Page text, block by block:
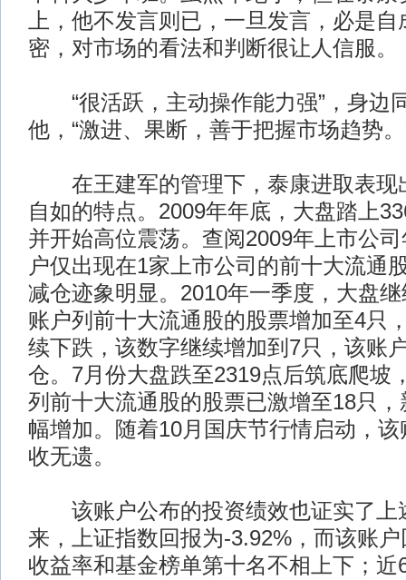
上，他不发言则已，一旦发言，必是
密，对市场的看法和判断很让人信服。
“很活跃，主动操作能力强”，身边
他，“激进、果断，善于把握市场趋势。
在王建军的管理下，泰康进取表现
自如的特点。2009年年底，大盘踏上
并开始高位震荡。查阅2009年上市公
户仅出现在1家上市公司的前十大流通
减仓迹象明显。2010年一季度，大盘
账户列前十大流通股的股票增加至4只
续下跌，该数字继续增加到7只，该账
仓。7月份大盘跌至2319点后筑底爬坡
列前十大流通股的股票已激增至18只
幅增加。随着10月国庆节行情启动，
收无遗。
该账户公布的投资绩效也证实了上
来，上证指数回报为-3.92%，而该账
收益率和基金榜单第十名不相上下；